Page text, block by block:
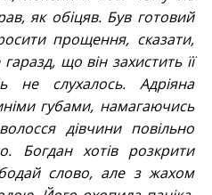
як обіцяв. Був готовий
прощення, сказати,
що він захистить її
не слухалось. Адріяна
губами, намагаючись
дівчини повільно
Богдан хотів розкрити
слово, але з жахом